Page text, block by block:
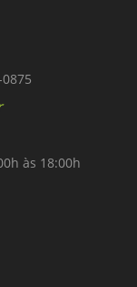
às 18:00h